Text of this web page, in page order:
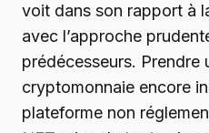
voit dans son rapport à
avec l’approche
prédécesseurs. Prendre
cryptomonnaie encore
plateforme non